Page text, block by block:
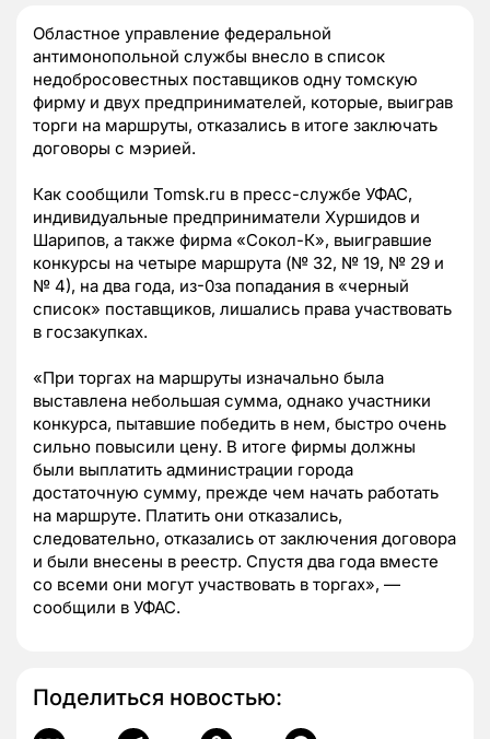
Областное управление федеральной
антимонопольной службы внесло в список
недобросовестных поставщиков одну томскую
фирму и двух предпринимателей, которые, выиграв
торги на маршруты, отказались в итоге заключать
договоры с мэрией.
Как сообщили Tomsk.ru в пресс-службе УФАС,
индивидуальные предприниматели Хуршидов и
Шарипов, а также фирма «Сокол-К», выигравшие
конкурсы на четыре маршрута (№ 32, № 19, № 29 и
№ 4), на два года, из-0за попадания в «черный
список» поставщиков, лишались права участвовать
в госзакупках.
«При торгах на маршруты изначально была
выставлена небольшая сумма, однако участники
конкурса, пытавшие победить в нем, быстро очень
сильно повысили цену. В итоге фирмы должны
были выплатить администрации города
достаточную сумму, прежде чем начать работать
на маршруте. Платить они отказались,
следовательно, отказались от заключения договора
и были внесены в реестр. Спустя два года вместе
со всеми они могут участвовать в торгах», —
сообщили в УФАС.
Поделиться новостью: